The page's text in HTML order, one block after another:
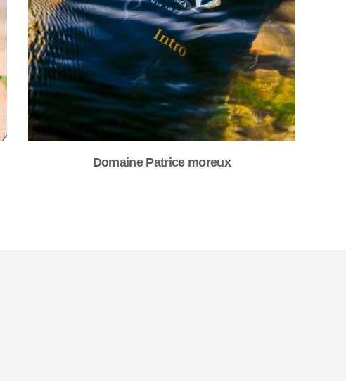
Domaine Patrice moreux